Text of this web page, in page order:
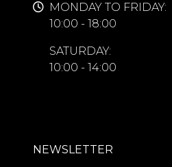
MONDAY TO FRIDAY:
10:00 - 18:00
SATURDAY:
10:00 - 14:00
NEWSLETTER